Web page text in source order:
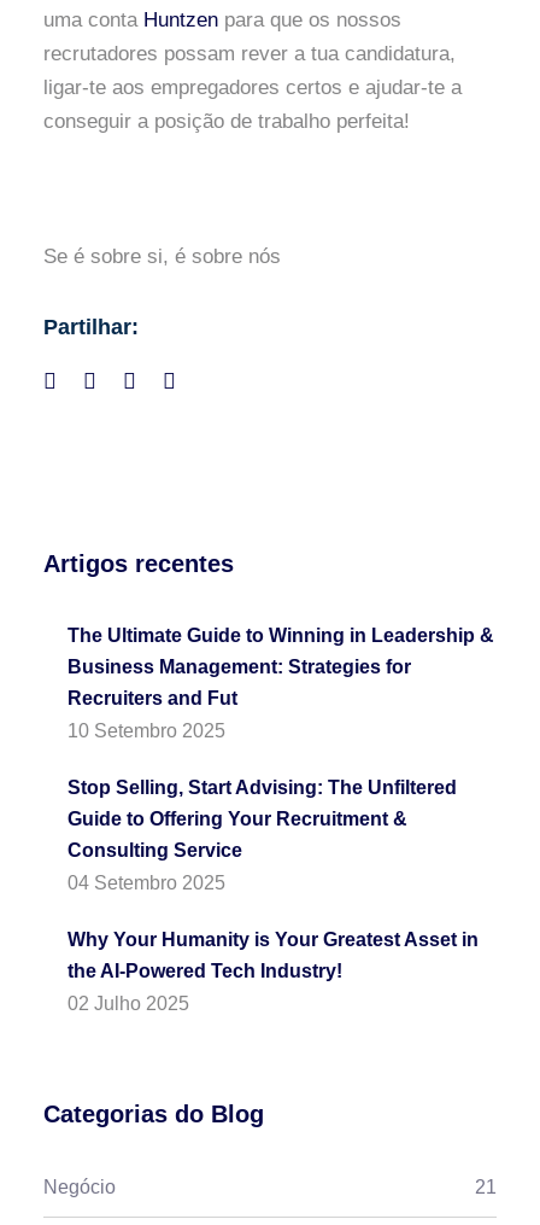
Artigos recentes
The Ultimate Guide to Winning in Leadership &
Business Management: Strategies for
Recruiters and Fut
10 Setembro 2025
Stop Selling, Start Advising: The Unfiltered
Guide to Offering Your Recruitment &
Consulting Service
04 Setembro 2025
Why Your Humanity is Your Greatest Asset in
the AI-Powered Tech Industry!
02 Julho 2025
Categorias do Blog
Negócio 21
uma conta Huntzen para que os nossos
recrutadores possam rever a tua candidatura,
ligar-te aos empregadores certos e ajudar-te a
conseguir a posição de trabalho perfeita!
Se é sobre si, é sobre nós
Partilhar: